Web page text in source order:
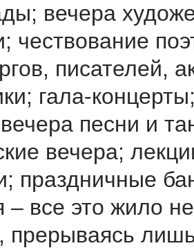
вечера
чествование
писателей,
гала-
вечера песни и
вечера;
праздничные
– все это жило
прерываясь